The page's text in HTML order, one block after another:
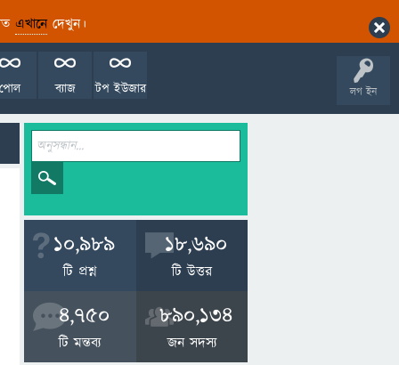
এখানেদেখুন।
লগ ইন
টপ ইউজার
ব্যাজ
পোল
10,989
টি প্রশ্ন
18,690
টি উত্তর
4,750
টি মন্তব্য
890,134
জন সদস্য